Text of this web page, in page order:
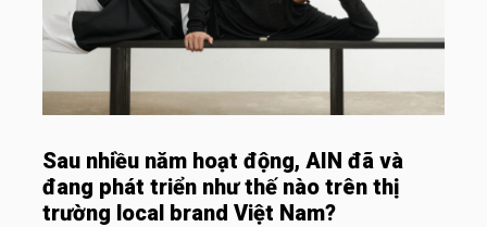
Sau nhiều năm hoạt động, AIN đã và
đang phát triển như thế nào trên thị
trường local brand Việt Nam?